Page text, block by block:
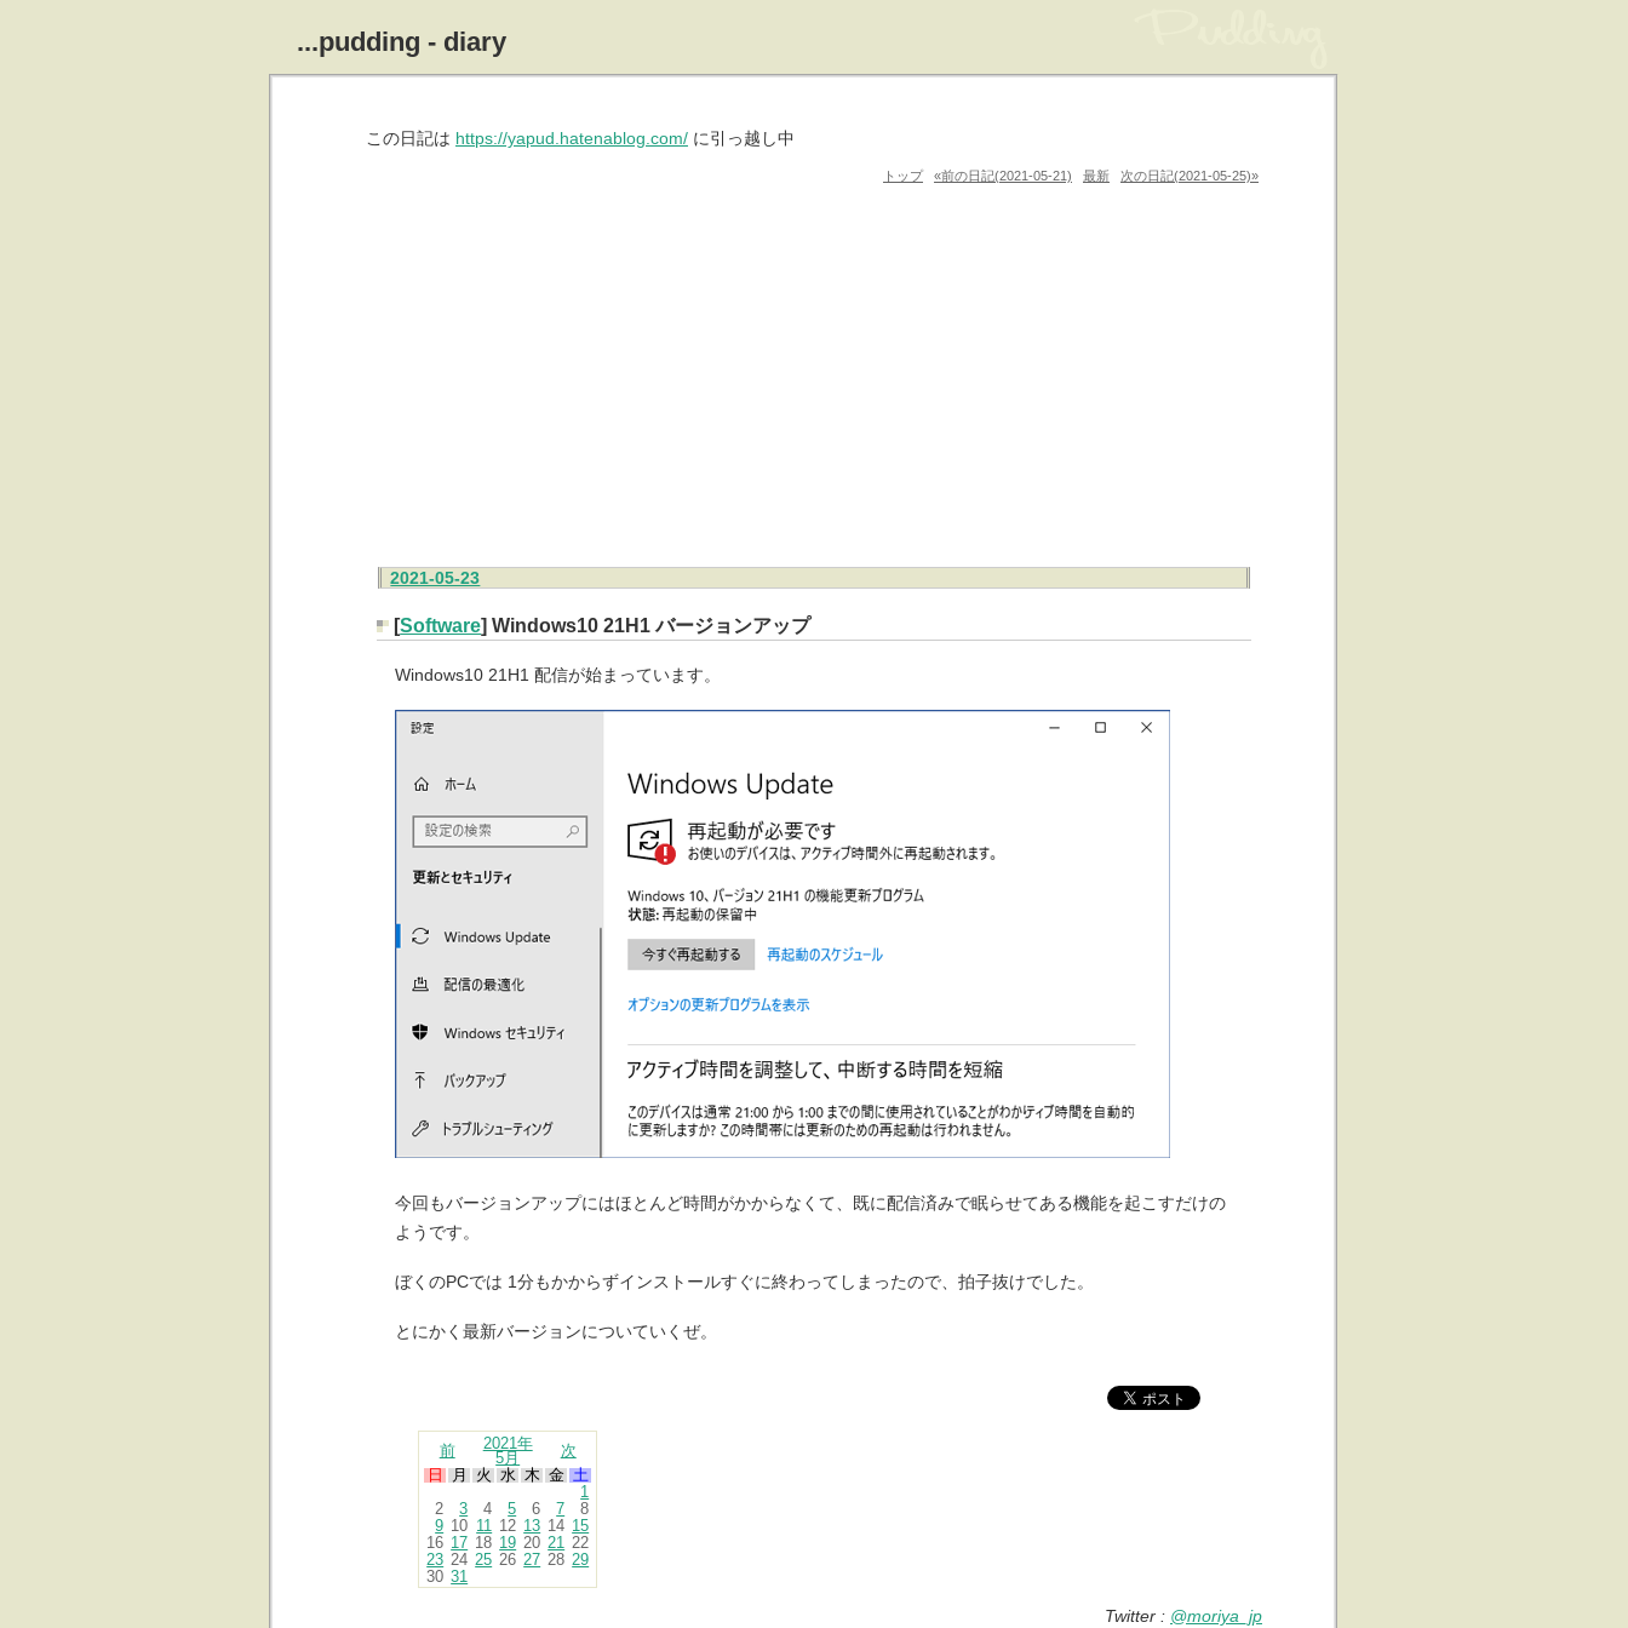
...pudding - diary
この日記は https://yapud.hatenablog.com/ に引っ越し中
トップ «前の日記(2021-05-21) 最新 次の日記(2021-05-25)»
2021-05-23
[Software] Windows10 21H1 バージョンアップ
Windows10 21H1 配信が始まっています。
今回もバージョンアップにはほとんど時間がかからなくて、既に配信済みで眠らせてある機能を起こすだけの
ようです。
ぼくのPCでは 1分もかからずインストールすぐに終わってしまったので、拍子抜けでした。
とにかく最新バージョンについていくぜ。
前
2021年
5月
次
日
月 火 水 木 金 土
1
2
3 4 5 6 7
8
9 10 11 12 13 14 15
16 17 18 19 20 21 22
23 24 25 26 27 28 29
30 31
Twitter : @moriya_jp